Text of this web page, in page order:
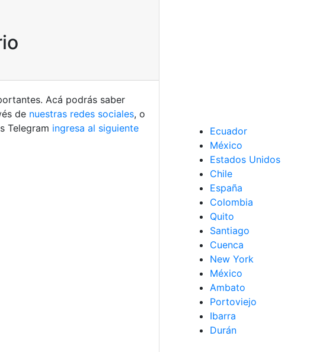
Acá podrás saber
de nuestras redes sociales, o
Telegram ingresa al siguiente
Ecuador
México
Estados Unidos
Chile
España
Colombia
Quito
Santiago
Cuenca
New York
México
Ambato
Portoviejo
Ibarra
Durán